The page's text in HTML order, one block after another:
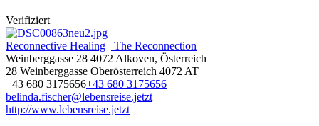
Verifiziert
Reconnective Healing
The Reconnection
Weinberggasse 28 4072 Alkoven, Österreich
28 Weinberggasse Oberösterreich 4072 AT
+43 680 3175656+43 680 3175656
belinda.fischer@lebensreise.jetzt
http://www.lebensreise.jetzt